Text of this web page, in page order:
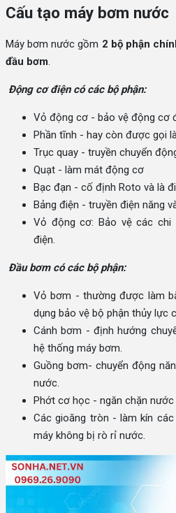
Cấu tạo máy bơm nước
Máy bơm nước gồm 2 bộ phận
đầu bơm
Động cơ điện có các bộ phận:
Vỏ động cơ - bảo vệ động cơ
Phần tĩnh - hay còn được gọi
Trục quay - truyền chuyển
Quạt - làm mát động cơ
Bạc đạn - cố định Roto và là
Bảng điện - truyền điện năng
Vỏ động cơ: Bảo vệ các
điện.
Đầu bơm có các bộ phận:
Vỏ bơm - thường được làm
dụng bảo vệ bộ phận thủy lực
Cánh bơm - định hướng
hệ thống máy bơm.
Guồng bơm- chuyển động
nước.
Phớt cơ học - ngăn chặn nước
Các gioăng tròn - làm kín
máy không bị rò rỉ nước.